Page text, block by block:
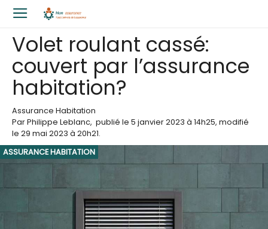
Volet roulant cassé:
couvert par l’assurance
habitation?
Assurance Habitation
ParPhilippe Leblanc, publié le 5 janvier 2023 à 14h25, modifié
le 29 mai 2023 à 20h21.
ASSURANCE HABITATION